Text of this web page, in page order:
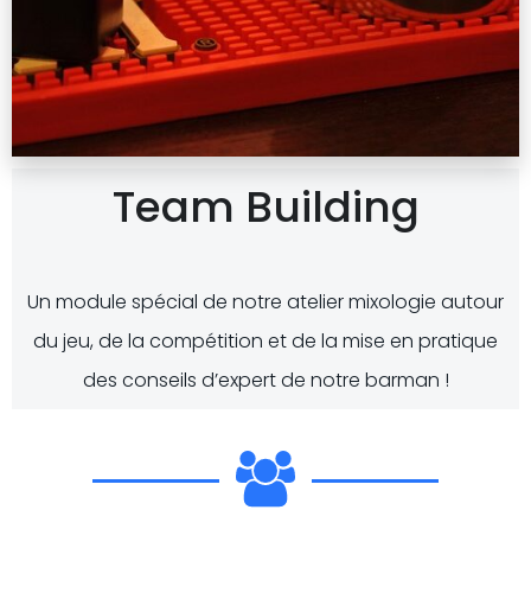
Team Building
Un module spécial de notre atelier mixologie autour
du jeu, de la compétition et de la mise en pratique
des conseils d’expert de notre barman !